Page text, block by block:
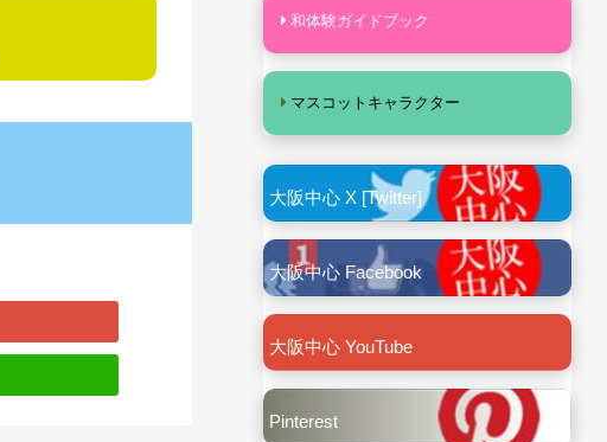
和体験ガイドブック
マスコットキャラクター
大阪中心 X [Twitter]
大阪中心 Facebook
大阪中心 YouTube
Pinterest